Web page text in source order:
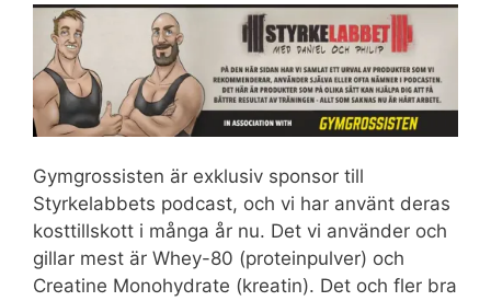
Gymgrossisten är exklusiv sponsor till
Styrkelabbets podcast, och vi har använt deras
kosttillskott i många år nu. Det vi använder och
gillar mest är Whey-80 (proteinpulver) och
Creatine Monohydrate (kreatin). Det och fler bra